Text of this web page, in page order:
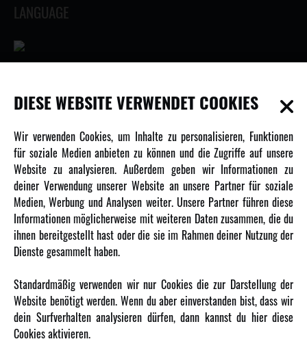
LANGUAGE
INFORMATIONEN
Newsletter
Über uns
Karriere
Amewi Kataloge
MEHR VON AMEWI
Amewi Construction - Nutzfahrzeuge
Malinos - Die kreative Seite von Amewi
Werden Sie Amewi Händler
DIESE WEBSITE VERWENDET COOKIES
Wir verwenden Cookies, um Inhalte zu personalisieren, Funktionen
für soziale Medien anbieten zu können und die Zugriffe auf unsere
Website zu analysieren. Außerdem geben wir Informationen zu
deiner Verwendung unserer Website an unsere Partner für soziale
Medien, Werbung und Analysen weiter. Unsere Partner führen diese
Informationen möglicherweise mit weiteren Daten zusammen, die du
ihnen bereitgestellt hast oder die sie im Rahmen deiner Nutzung der
Dienste gesammelt haben.
Standardmäßig verwenden wir nur Cookies die zur Darstellung der
Website benötigt werden. Wenn du aber einverstanden bist, dass wir
dein Surfverhalten analysieren dürfen, dann kannst du hier diese
Cookies aktivieren.